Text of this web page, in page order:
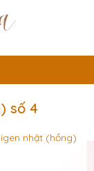
số 4
nhật (hồng)